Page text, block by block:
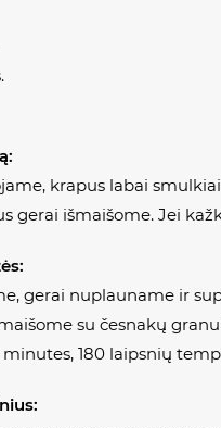
krapus labai
gerai išmaišome. Jei
gerai nuplauname ir
su česnakų
minutes, 180 laipsnių